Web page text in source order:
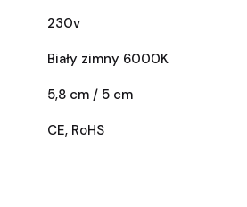
230v
Biały zimny 6000K
5,8 cm / 5 cm
CE, RoHS